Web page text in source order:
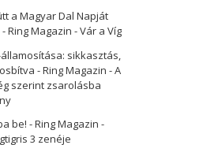
a Magyar Dal Napját
Ring Magazin -Vár a Víg
sikkasztás,
- Ring Magazin -A
szerint zsarolásba
be! - Ring Magazin -
3 zenéje